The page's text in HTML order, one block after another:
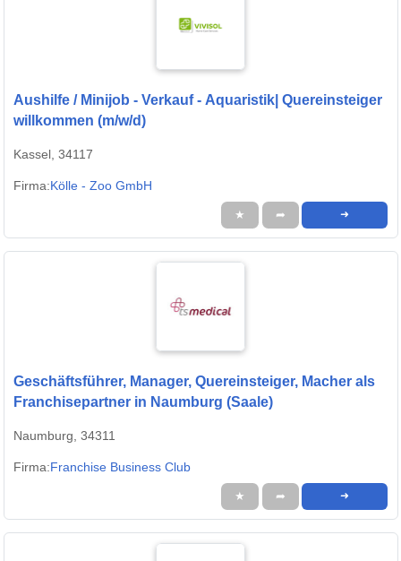
Aushilfe / Minijob - Verkauf - Aquaristik| Quereinsteiger
willkommen (m/w/d)
Kassel, 34117
Firma:Kölle - Zoo GmbH
★ ➦ ➜
Geschäftsführer, Manager, Quereinsteiger, Macher als
Franchisepartner in Naumburg (Saale)
Naumburg, 34311
Firma:Franchise Business Club
★ ➦ ➜